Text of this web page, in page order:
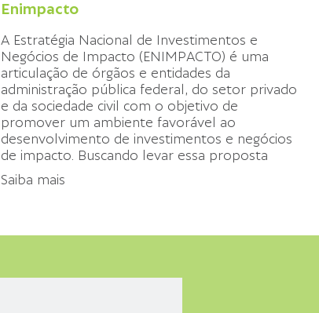
Enimpacto
A Estratégia Nacional de Investimentos e
Negócios de Impacto (ENIMPACTO) é uma
articulação de órgãos e entidades da
administração pública federal, do setor privado
e da sociedade civil com o objetivo de
promover um ambiente favorável ao
desenvolvimento de investimentos e negócios
de impacto. Buscando levar essa proposta
Saiba mais